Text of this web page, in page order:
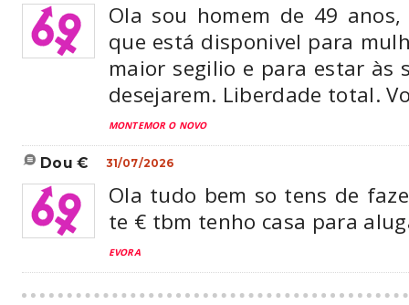
Ola sou homem de 49
que está disponivel para
maior segilio e para estar às
desejarem. Liberdade total.
MONTEMOR O NOVO
dou € 31/07/2026
Ola tudo bem so tens de
te € tbm tenho casa para
EVORA